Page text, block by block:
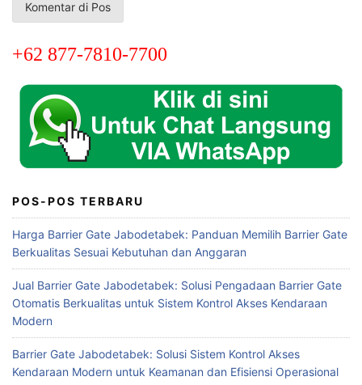
+62 877-7810-7700
POS-POS TERBARU
Harga Barrier Gate Jabodetabek: Panduan Memilih Barrier Gate
Berkualitas Sesuai Kebutuhan dan Anggaran
Jual Barrier Gate Jabodetabek: Solusi Pengadaan Barrier Gate
Otomatis Berkualitas untuk Sistem Kontrol Akses Kendaraan
Modern
Barrier Gate Jabodetabek: Solusi Sistem Kontrol Akses
Kendaraan Modern untuk Keamanan dan Efisiensi Operasional